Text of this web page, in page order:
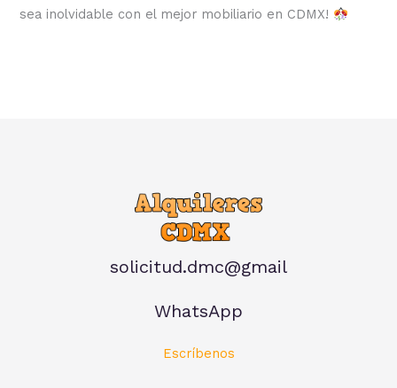
sea inolvidable con el mejor mobiliario en CDMX!
solicitud.dmc@gmail
WhatsApp
Escríbenos